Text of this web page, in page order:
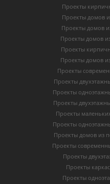
Проекты
Проекты домов
Проекты домов
Проекты домов
Проекты
Проекты домов
Проекты
Проекты
Проекты
Проекты
Проекты
Проекты
Проекты домов из
Проекты
Проекты
Проекты
Проекты